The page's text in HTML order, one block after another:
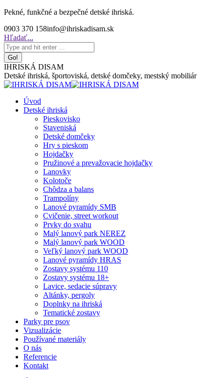
Skip
content
Pekné, funkčné a bezpečné detské ihriská.
0903 370 158info@ihriskadisam.sk
Search:
Hľadať...
IHRISKÁ DISAM
Detské ihriská, športoviská, detské domčeky, mestský mobiliár
Úvod
Detské ihriská
Pieskovisko
Staveniská
Detské domčeky
Hry s pieskom
Hojdačky
Pružinové a prevažovacie hojdačky
Lanovky
Kolotoče
Chôdza a balans
Trampolíny
Lanové pyramídy SMB
Cvičenie, street workout
Prvky do svahu
Malý lanový park NEREZ
Malý lanový park WOOD
Veľký lanový park WOOD
Lanové pyramídy HRAS
Zostavy systému 110
Zostavy systému 18+
Lavice, sedacie súpravy
Altánky, pergoly
Doplnky na ihriská
Tematické zostavy
Parky pre psov
Vizualizácie
Používané materiály
O nás
Referencie
Kontakt